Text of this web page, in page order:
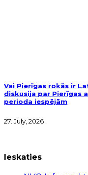
Vai Pierīgas rokās ir
diskusija par Pierīgas
perioda iespējām
27. July, 2026
Ieskaties